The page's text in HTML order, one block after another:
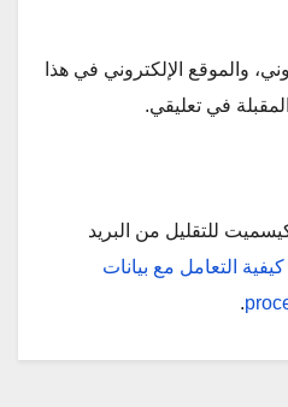
والموقع الإلكتروني في هذا
في تعليقي.
للتقليل من البريد
التعامل مع بيانات
.